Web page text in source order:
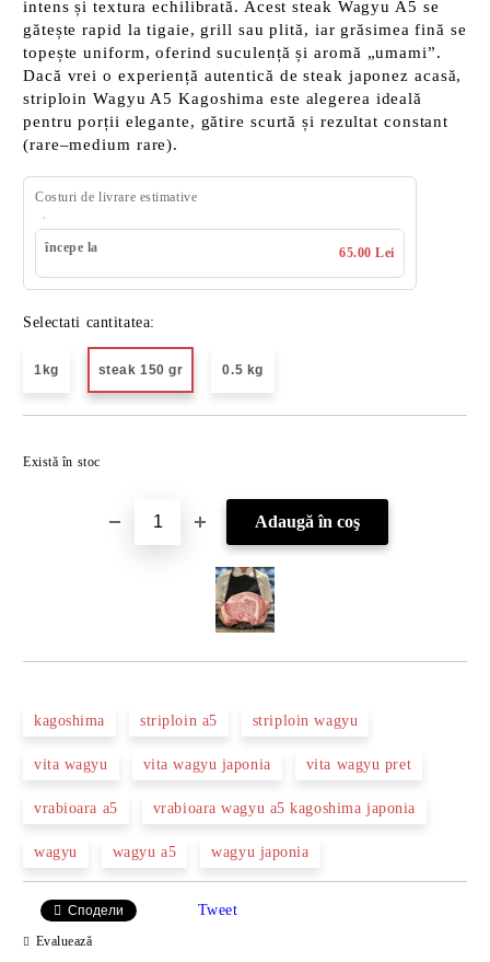
intens și textura echilibrată. Acest steak Wagyu A5 se
gătește rapid la tigaie, grill sau plită, iar grăsimea fină se
topește uniform, oferind suculență și aromă „umami”.
Dacă vrei o experiență autentică de steak japonez acasă,
striploin Wagyu A5 Kagoshima este alegerea ideală
pentru porții elegante, gătire scurtă și rezultat constant
(rare–medium rare).
Costuri de livrare estimative
începe la 65.00 Lei
Selectati cantitatea:
1kg steak 150 gr 0.5 kg
Există în stoc
kagoshima striploin a5 striploin wagyu
vita wagyu vita wagyu japonia vita wagyu pret
vrabioara a5 vrabioara wagyu a5 kagoshima japonia
wagyu wagyu a5 wagyu japonia
Сподели Tweet
Evaluează